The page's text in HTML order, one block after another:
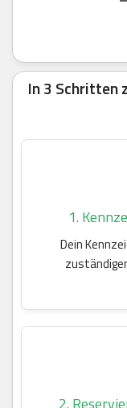
In 3 Schritten
1.
Dein
2.